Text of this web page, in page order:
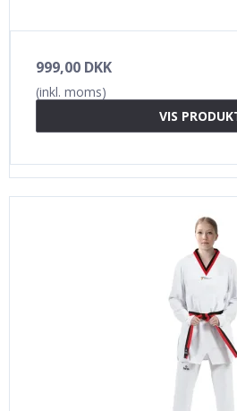
999,00 DKK
(inkl. moms)
VIS